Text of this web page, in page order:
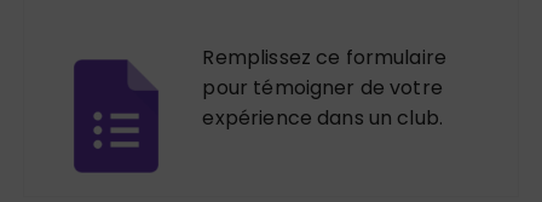
Remplissez ce formulaire
pour témoigner de votre
expérience dans un club.